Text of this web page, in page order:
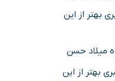
بهتر از این
میلاد حسن
بهتر از این